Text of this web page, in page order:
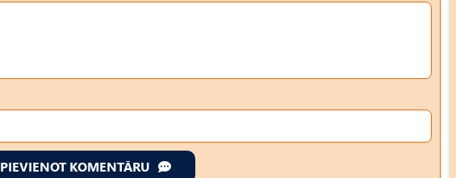
PIEVIENOT KOMENTĀRU